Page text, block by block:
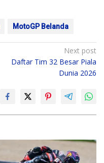
MotoGP Belanda
Next post
Daftar Tim 32 Besar Piala
Dunia 2026